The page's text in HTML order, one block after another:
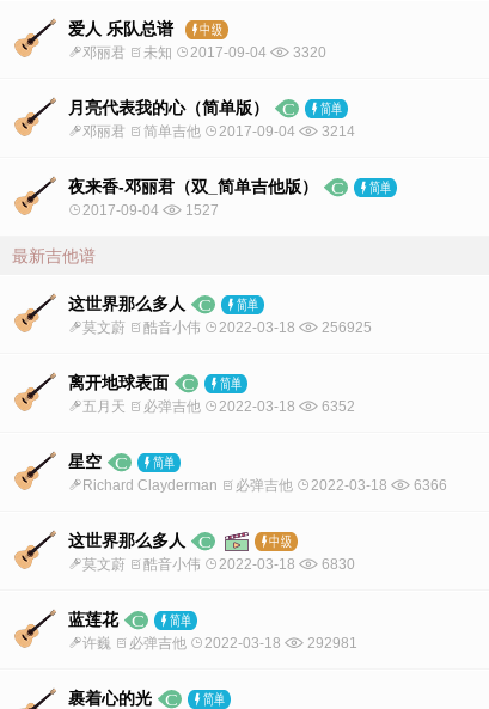
爱人 乐队总谱
邓丽君 未知 2017-09-04 3320
月亮代表我的心（简单版）
邓丽君 简单吉他 2017-09-04 3214
夜来香-邓丽君（双_简单吉他版）
2017-09-04 1527
最新吉他谱
这世界那么多人
莫文蔚 酷音小伟 2022-03-18 256925
离开地球表面
五月天 必弹吉他 2022-03-18 6352
星空
Richard Clayderman 必弹吉他 2022-03-18 6366
这世界那么多人
莫文蔚 酷音小伟 2022-03-18 6830
蓝莲花
许巍 必弹吉他 2022-03-18 292981
裹着心的光